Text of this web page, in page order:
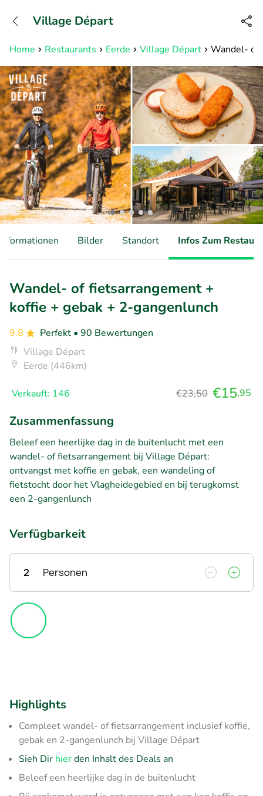
Erreichbar bis 23:00 Uhr (max
0,09€/Min)
Home Restaurants Eerde Village Départ Wandel- of
Village Départ
Informationen Bilder Standort Infos Zum
Wandel- of fietsarrangement +
koffie + gebak + 2-gangenlunch
9.8 Perfekt • 90 Bewertungen
Village Départ
Eerde (446km)
Verkauft: 146 €23,50 €15,95
Zusammenfassung
Beleef een heerlijke dag in de buitenlucht met een
wandel- of fietsarrangement bij Village Départ:
ontvangst met koffie en gebak, een wandeling of
fietstocht door het Vlagheidegebied en bij terugkomst
een 2-gangenlunch
Verfügbarkeit
2 Personen
Highlights
Compleet wandel- of fietsarrangement inclusief koffie,
gebak en 2-gangenlunch bij Village Départ
Sieh Dir hierden Inhalt des Deals an
Beleef een heerlijke dag in de buitenlucht